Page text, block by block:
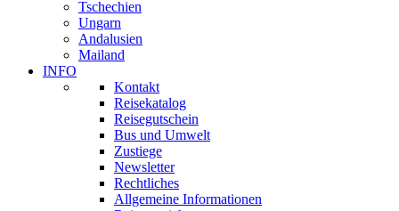
Tschechien
Ungarn
Andalusien
Mailand
INFO
Kontakt
Reisekatalog
Reisegutschein
Bus und Umwelt
Zustiege
Newsletter
Rechtliches
Allgemeine Informationen